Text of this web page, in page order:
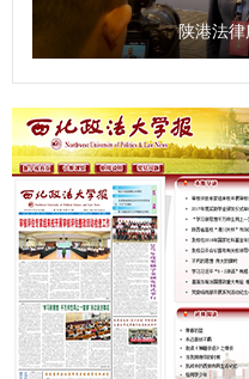
https://
id=356357 【法治网】陕
才中学开展法治宣讲活动
http://
12/04/
陕港法律